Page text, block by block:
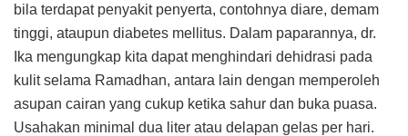
bila terdapat penyakit penyerta, contohnya diare, demam
tinggi, ataupun diabetes mellitus. Dalam paparannya, dr.
Ika mengungkap kita dapat menghindari dehidrasi pada
kulit selama Ramadhan, antara lain dengan memperoleh
asupan cairan yang cukup ketika sahur dan buka puasa.
Usahakan minimal dua liter atau delapan gelas per hari.